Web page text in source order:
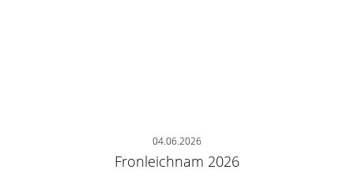
04.06.2026
Fronleichnam 2026